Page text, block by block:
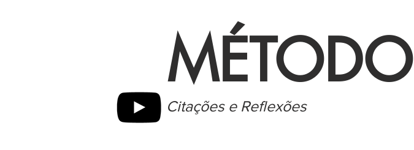
Citações e Reflexões